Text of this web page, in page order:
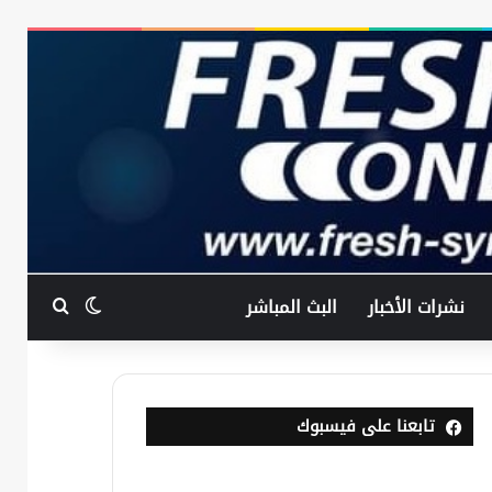
نشرات الأخبار البث المباشر الوضعبحث
تابعنا على فيسبوك